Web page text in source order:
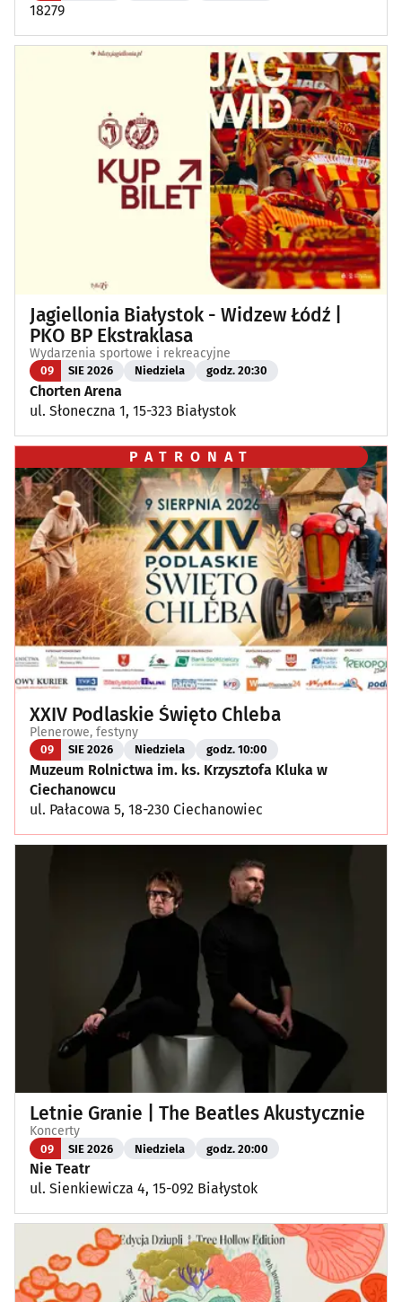
18279
Jagiellonia Białystok - Widzew Łódź |
PKO BP Ekstraklasa
Wydarzenia sportowe i rekreacyjne
09 SIE 2026 Niedziela godz. 20:30
Chorten Arena
ul. Słoneczna 1, 15-323 Białystok
PATRONAT
XXIV Podlaskie Święto Chleba
Plenerowe, festyny
09 SIE 2026 Niedziela godz. 10:00
Muzeum Rolnictwa im. ks. Krzysztofa Kluka w
Ciechanowcu
ul. Pałacowa 5, 18-230 Ciechanowiec
Letnie Granie | The Beatles Akustycznie
Koncerty
09 SIE 2026 Niedziela godz. 20:00
Nie Teatr
ul. Sienkiewicza 4, 15-092 Białystok